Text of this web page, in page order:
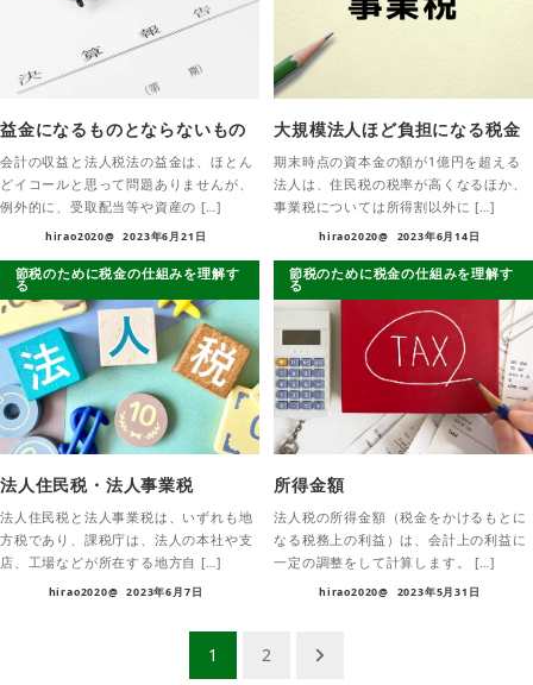
益金になるものとならないもの
会計の収益と法人税法の益金は、ほとん
どイコールと思って問題ありませんが、
例外的に、受取配当等や資産の […]
hirao2020@ 2023年6月21日
大規模法人ほど負担になる税金
期末時点の資本金の額が1億円を超える
法人は、住民税の税率が高くなるほか、
事業税については所得割以外に […]
hirao2020@ 2023年6月14日
節税のために税金の仕組みを理解す
る
法人住民税・法人事業税
法人住民税と法人事業税は、いずれも地
方税であり、課税庁は、法人の本社や支
店、工場などが所在する地方自 […]
hirao2020@ 2023年6月7日
節税のために税金の仕組みを理解す
る
所得金額
法人税の所得金額（税金をかけるもとに
なる税務上の利益）は、会計上の利益に
一定の調整をして計算します。 […]
hirao2020@ 2023年5月31日
1 2